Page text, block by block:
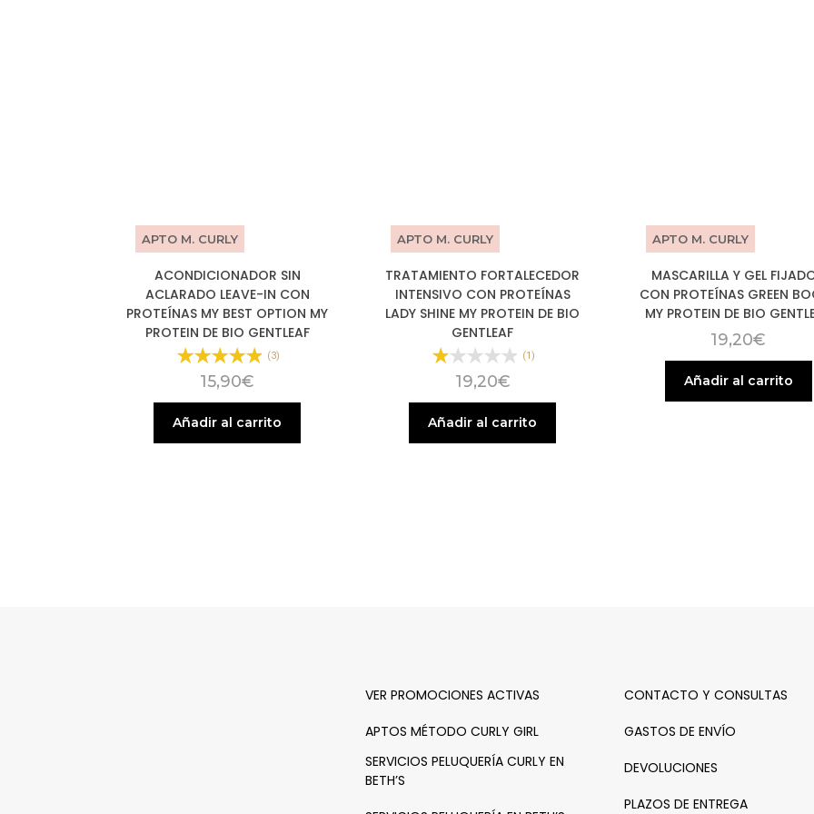
APTO M. CURLY
ACONDICIONADOR SIN
ACLARADO LEAVE-IN CON
PROTEÍNAS MY BEST OPTION MY
PROTEIN DE BIO GENTLEAF
(3)
15,90€
Añadir al carrito
APTO M. CURLY
TRATAMIENTO FORTALECEDOR
INTENSIVO CON PROTEÍNAS
LADY SHINE MY PROTEIN DE BIO
GENTLEAF
(1)
19,20€
Añadir al carrito
APTO M. CURLY
MASCARILLA Y GEL
CON PROTEÍNAS GREEN
MY PROTEIN DE BIO
19,20€
Añadir al carrito
VER PROMOCIONES ACTIVAS
APTOS MÉTODO CURLY GIRL
SERVICIOS PELUQUERÍA CURLY EN
BETH’S
CONTACTO Y CONSULTAS
GASTOS DE ENVÍO
DEVOLUCIONES
PLAZOS DE ENTREGA